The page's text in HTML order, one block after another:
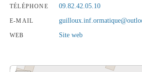
TÉLÉPHONE 09.82.42.05.10
E-MAIL
WEB Site web